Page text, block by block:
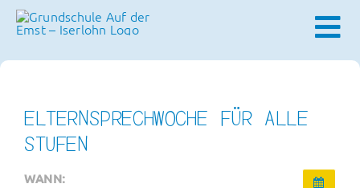
Unsere Schule
ELTERNSPRECHWOCHE FÜR ALLE
STUFEN
WANN: